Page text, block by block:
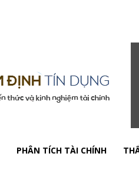
PHÂN TÍCH TÀI CHÍNH